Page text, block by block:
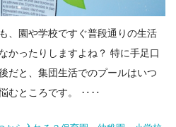
、園や学校ですぐ普段通りの生活
かったりしますよね？ 特に手足口
だと、集団生活でのプールはいつ
むところです。 ‥‥